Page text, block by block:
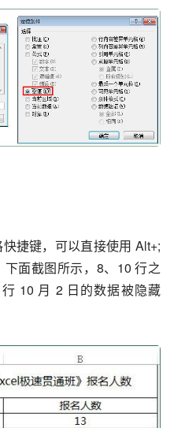
捷键，可以直接使用 Alt+;
面截图所示，8、10 行之
10 月 2 日的数据被隐藏